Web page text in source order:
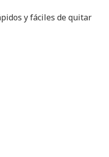
y fáciles de quitar